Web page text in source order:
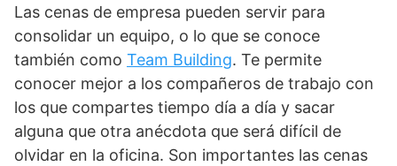
Las cenas de empresa pueden servir para
consolidar un equipo, o lo que se conoce
también como Team Building. Te permite
conocer mejor a los compañeros de trabajo con
los que compartes tiempo día a día y sacar
alguna que otra anécdota que será difícil de
olvidar en la oficina. Son importantes las cenas